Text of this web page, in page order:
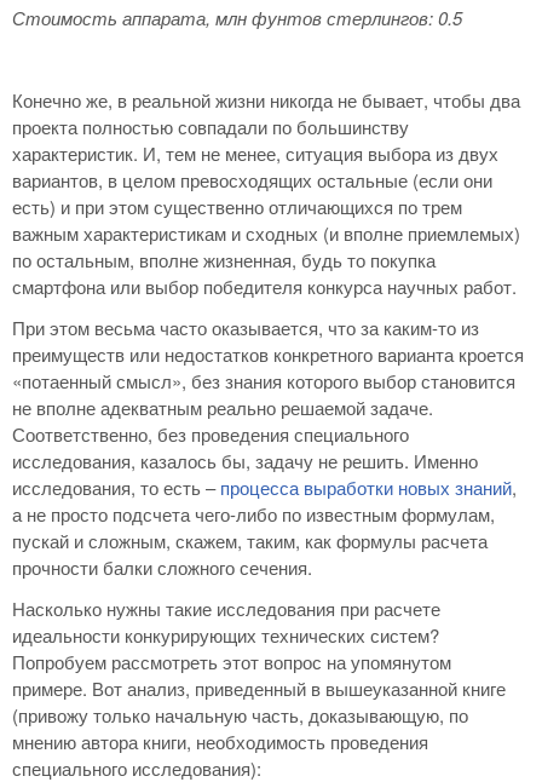
Стоимость аппарата, млн фунтов стерлингов: 0.5
Конечно же, в реальной жизни никогда не бывает, чтобы два
проекта полностью совпадали по большинству
характеристик. И, тем не менее, ситуация выбора из двух
вариантов, в целом превосходящих остальные (если они
есть) и при этом существенно отличающихся по трем
важным характеристикам и сходных (и вполне приемлемых)
по остальным, вполне жизненная, будь то покупка
смартфона или выбор победителя конкурса научных работ.
При этом весьма часто оказывается, что за каким-то из
преимуществ или недостатков конкретного варианта кроется
«потаенный смысл», без знания которого выбор становится
не вполне адекватным реально решаемой задаче.
Соответственно, без проведения специального
исследования, казалось бы, задачу не решить. Именно
исследования, то есть –процесса выработки новых знаний,
а не просто подсчета чего-либо по известным формулам,
пускай и сложным, скажем, таким, как формулы расчета
прочности балки сложного сечения.
Насколько нужны такие исследования при расчете
идеальности конкурирующих технических систем?
Попробуем рассмотреть этот вопрос на упомянутом
примере. Вот анализ, приведенный в вышеуказанной книге
(привожу только начальную часть, доказывающую, по
мнению автора книги, необходимость проведения
специального исследования):